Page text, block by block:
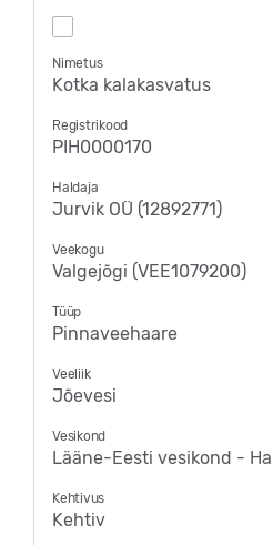
Nimetus
Kotka kalakasvatus
Registrikood
PIH0000170
Haldaja
Jurvik OÜ (12892771)
Veekogu
Valgejõgi (VEE1079200)
Tüüp
Pinnaveehaare
Veeliik
Jõevesi
Vesikond
Lääne-Eesti vesikond -
Kehtivus
Kehtiv